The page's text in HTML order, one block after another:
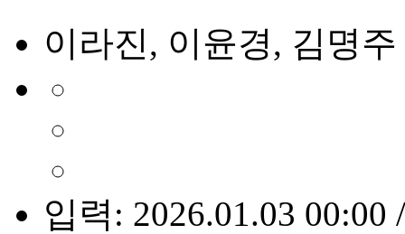
이라진, 이윤경, 김명
입력: 2026.01.03 00:00